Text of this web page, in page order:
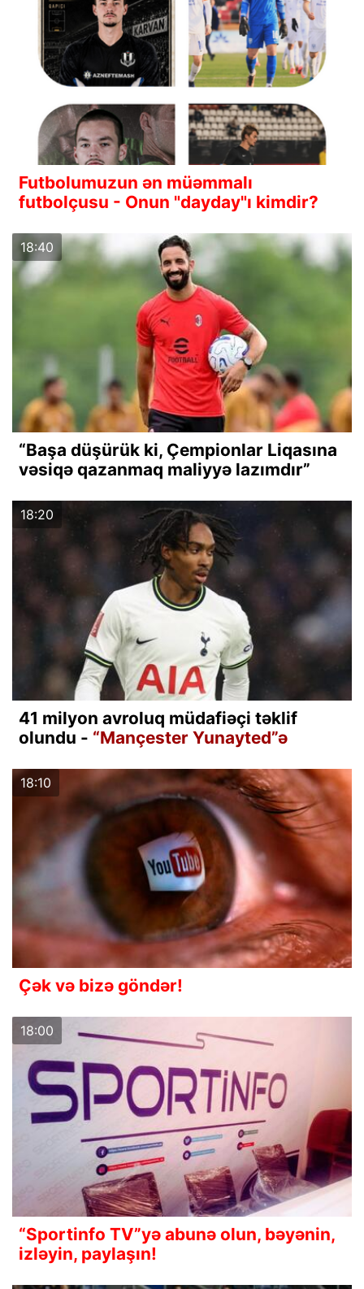
Futbolumuzun ən müəmmalı
futbolçusu - Onun "dayday"ı kimdir?
18:40
“Başa düşürük ki, Çempionlar Liqasına
vəsiqə qazanmaq maliyyə lazımdır”
18:20
41 milyon avroluq müdafiəçi təklif
olundu - “Mançester Yunayted”ə
18:10
Çək və bizə göndər!
18:00
“Sportinfo TV”yə abunə olun, bəyənin,
izləyin, paylaşın!